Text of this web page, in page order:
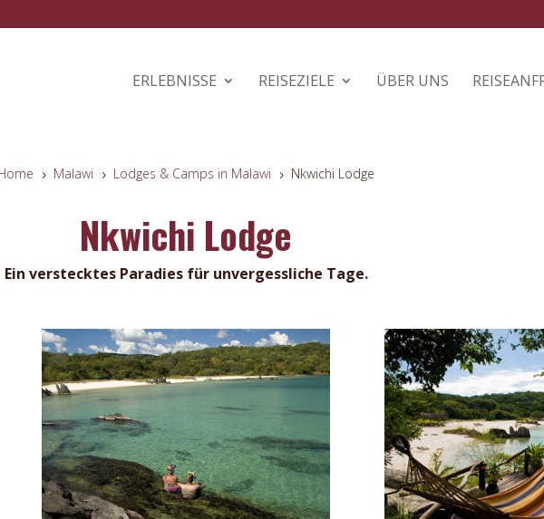
ERLEBNISSE REISEZIELE ÜBER UNS
5 Malawi 5 Lodges & Camps in Malawi 5 Nkwichi Lodge
Nkwichi Lodge
Ein verstecktes Paradies für unvergessliche Tage.